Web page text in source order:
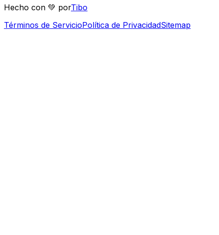
Hecho con 💚 porTibo
Términos de ServicioPolítica de PrivacidadSitemap